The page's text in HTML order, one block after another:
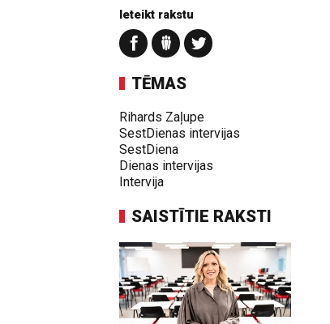
Ieteikt rakstu
TĒMAS
Rihards Zaļupe
SestDienas intervijas
SestDiena
Dienas intervijas
Intervija
SAISTĪTIE RAKSTI